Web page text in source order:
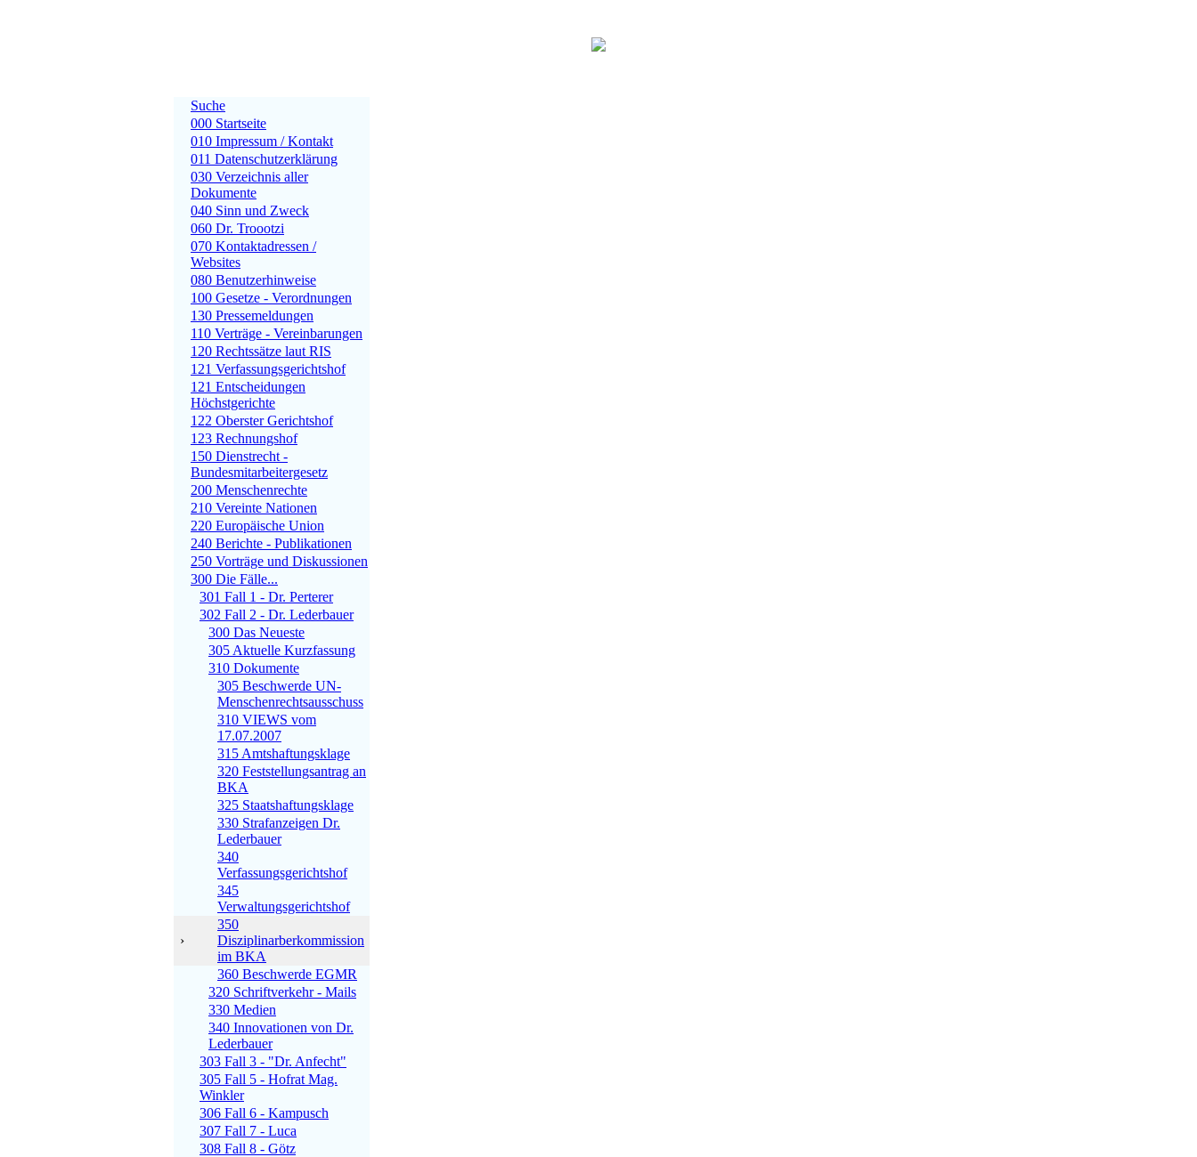
Suche
000 Startseite
010 Impressum / Kontakt
011 Datenschutzerklärung
030 Verzeichnis aller
Dokumente
040 Sinn und Zweck
060 Dr. Troootzi
070 Kontaktadressen /
Websites
080 Benutzerhinweise
100 Gesetze - Verordnungen
130 Pressemeldungen
110 Verträge - Vereinbarungen
120 Rechtssätze laut RIS
121 Verfassungsgerichtshof
121 Entscheidungen
Höchstgerichte
122 Oberster Gerichtshof
123 Rechnungshof
150 Dienstrecht -
Bundesmitarbeitergesetz
200 Menschenrechte
210 Vereinte Nationen
220 Europäische Union
240 Berichte - Publikationen
250 Vorträge und Diskussionen
300 Die Fälle...
301 Fall 1 - Dr. Perterer
302 Fall 2 - Dr. Lederbauer
300 Das Neueste
305 Aktuelle Kurzfassung
310 Dokumente
305 Beschwerde UN-
Menschenrechtsausschuss
310 VIEWS vom
17.07.2007
315 Amtshaftungsklage
320 Feststellungsantrag an
BKA
325 Staatshaftungsklage
330 Strafanzeigen Dr.
Lederbauer
340
Verfassungsgerichtshof
345
Verwaltungsgerichtshof
›
350
Disziplinarberkommission
im BKA
360 Beschwerde EGMR
320 Schriftverkehr - Mails
330 Medien
340 Innovationen von Dr.
Lederbauer
303 Fall 3 - "Dr. Anfecht"
305 Fall 5 - Hofrat Mag.
Winkler
306 Fall 6 - Kampusch
307 Fall 7 - Luca
308 Fall 8 - Götz